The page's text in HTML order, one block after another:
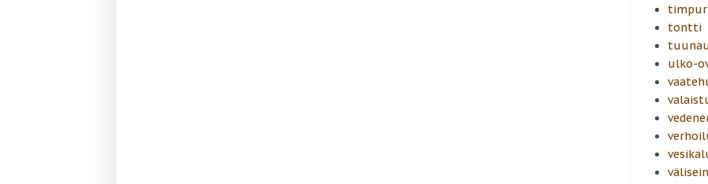
tontti
ulko-